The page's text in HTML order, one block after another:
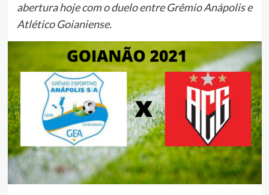
abertura hoje com o duelo entre Grêmio Anápolis e
Atlético Goianiense.